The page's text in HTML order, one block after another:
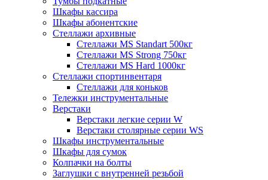
Шкафы кассира
Шкафы абонентские
Стеллажи архивные
Стеллажи MS Standart 500кг
Стеллажи MS Strong 750кг
Стеллажи MS Hard 1000кг
Стеллажи спортинвентаря
Стеллажи для коньков
Тележки инструментальные
Верстаки
Верстаки легкие серии W
Верстаки столярные серии WS
Шкафы инструментальные
Шкафы для сумок
Колпачки на болты
Заглушки с внутренней резьбой